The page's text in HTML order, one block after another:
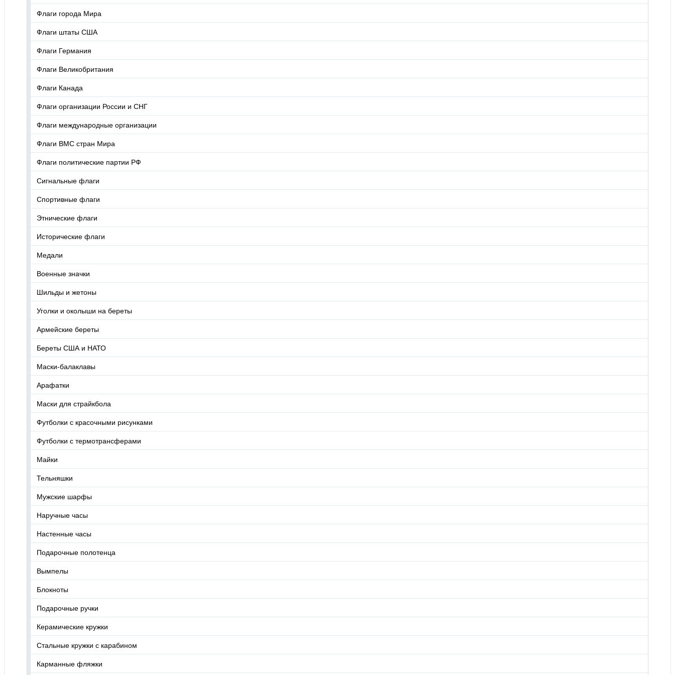
Флаги города Мира
Флаги штаты США
Флаги Германия
Флаги Великобритания
Флаги Канада
Флаги организации России и СНГ
Флаги международные организации
Флаги ВМС стран Мира
Флаги политические партии РФ
Сигнальные флаги
Спортивные флаги
Этнические флаги
Исторические флаги
Медали
Военные значки
Шильды и жетоны
Уголки и околыши на береты
Армейские береты
Береты США и НАТО
Маски-балаклавы
Арафатки
Маски для страйкбола
Футболки с красочными рисунками
Футболки с термотрансферами
Майки
Тельняшки
Мужские шарфы
Наручные часы
Настенные часы
Подарочные полотенца
Вымпелы
Блокноты
Подарочные ручки
Керамические кружки
Стальные кружки с карабином
Карманные фляжки